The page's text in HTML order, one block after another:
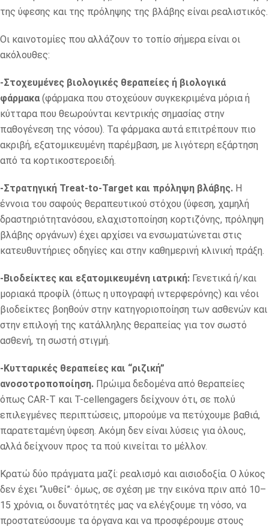
της ύφεσης και της πρόληψης της βλάβης είναι ρεαλιστικός.
Οι καινοτομίες που αλλάζουν το τοπίο σήμερα είναι οι
ακόλουθες:
-Στοχευμένες βιολογικές θεραπείες ή βιολογικά
φάρμακα (φάρμακα που στοχεύουν συγκεκριμένα μόρια ή
κύτταρα που θεωρούνται κεντρικής σημασίας στην
παθογένεση της νόσου). Τα φάρμακα αυτά επιτρέπουν πιο
ακριβή, εξατομικευμένη παρέμβαση, με λιγότερη εξάρτηση
από τα κορτικοστεροειδή.
-Στρατηγική Treat-to-Target και πρόληψη βλάβης. Η
έννοια του σαφούς θεραπευτικού στόχου (ύφεση, χαμηλή
δραστηριότητανόσου, ελαχιστοποίηση κορτιζόνης, πρόληψη
βλάβης οργάνων) έχει αρχίσει να ενσωματώνεται στις
κατευθυντήριες οδηγίες και στην καθημερινή κλινική πράξη.
-Βιοδείκτες και εξατομικευμένη ιατρική: Γενετικά ή/και
μοριακά προφίλ (όπως η υπογραφή ιντερφερόνης) και νέοι
βιοδείκτες βοηθούν στην κατηγοριοποίηση των ασθενών και
στην επιλογή της κατάλληλης θεραπείας για τον σωστό
ασθενή, τη σωστή στιγμή.
-Κυτταρικές θεραπείες και “ριζική”
ανοσοτροποποίηση. Πρώιμα δεδομένα από θεραπείες
όπως CAR‑T και T-cellengagers δείχνουν ότι, σε πολύ
επιλεγμένες περιπτώσεις, μπορούμε να πετύχουμε βαθιά,
παρατεταμένη ύφεση. Ακόμη δεν είναι λύσεις για όλους,
αλλά δείχνουν προς τα πού κινείται το μέλλον.
Κρατώ δύο πράγματα μαζί: ρεαλισμό και αισιοδοξία. Ο λύκος
δεν έχει “λυθεί”· όμως, σε σχέση με την εικόνα πριν από 10–
15 χρόνια, οι δυνατότητές μας να ελέγξουμε τη νόσο, να
προστατεύσουμε τα όργανα και να προσφέρουμε στους